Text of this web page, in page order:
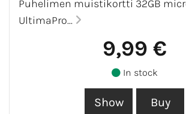
Puhelimen muistikortti 32GB
UltimaPro...
9,99 €
In stock